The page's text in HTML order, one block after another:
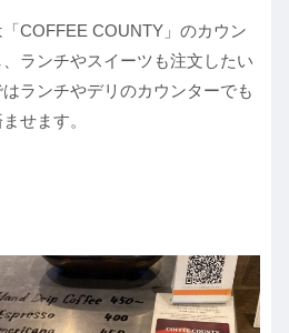
COFFEE COUNTY」のカウン
ランチやスイーツも注文したい
ランチやデリのカウンターでも
せます。